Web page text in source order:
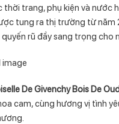
thời trang, phụ kiện và nước
tung ra thị trường từ năm
rũ đầy sang trọng cho
De Givenchy Bois De
cam, cùng hương vị tình